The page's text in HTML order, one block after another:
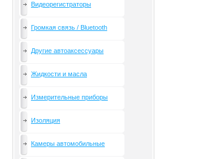
Видеорегистраторы
Громкая связь / Bluetooth
Другие автоаксессуары
Жидкости и масла
Измерительные приборы
Изоляция
Камеры автомобильные